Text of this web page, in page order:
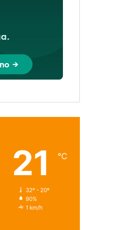
21 ℃
32º - 20º
90%
1 km/h